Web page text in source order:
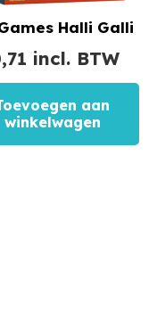
Halli Galli
incl. BTW
aan
winkelwagen